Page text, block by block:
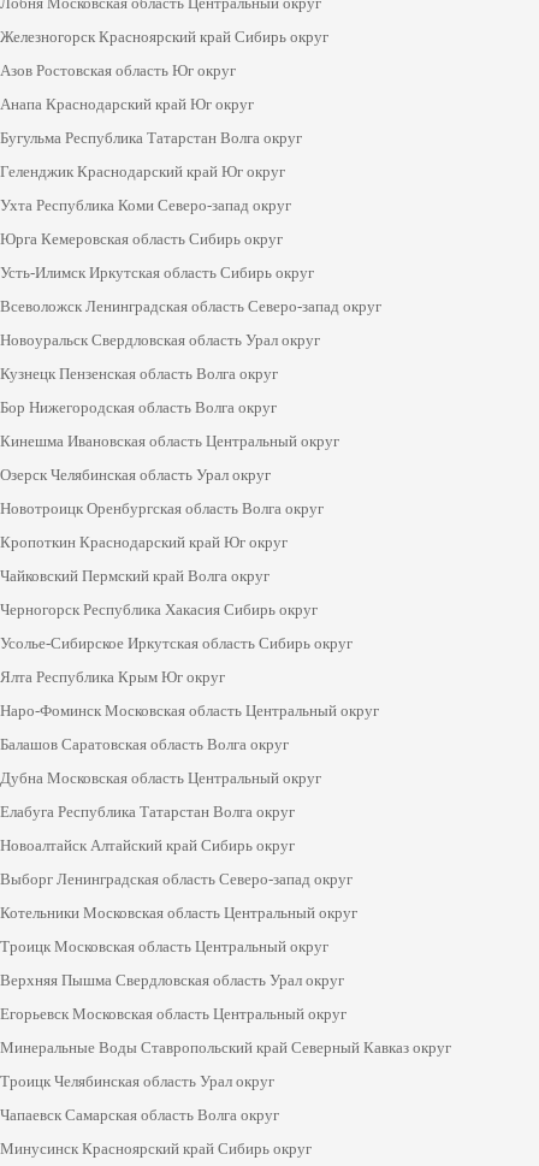
Железногорск Красноярский край Сибирь округ
Азов Ростовская область Юг округ
Анапа Краснодарский край Юг округ
Бугульма Республика Татарстан Волга округ
Геленджик Краснодарский край Юг округ
Ухта Республика Коми Северо-запад округ
Юрга Кемеровская область Сибирь округ
Усть-Илимск Иркутская область Сибирь округ
Всеволожск Ленинградская область Северо-запад округ
Новоуральск Свердловская область Урал округ
Кузнецк Пензенская область Волга округ
Бор Нижегородская область Волга округ
Кинешма Ивановская область Центральный округ
Озерск Челябинская область Урал округ
Новотроицк Оренбургская область Волга округ
Кропоткин Краснодарский край Юг округ
Чайковский Пермский край Волга округ
Черногорск Республика Хакасия Сибирь округ
Усолье-Сибирское Иркутская область Сибирь округ
Ялта Республика Крым Юг округ
Наро-Фоминск Московская область Центральный округ
Балашов Саратовская область Волга округ
Дубна Московская область Центральный округ
Елабуга Республика Татарстан Волга округ
Новоалтайск Алтайский край Сибирь округ
Выборг Ленинградская область Северо-запад округ
Котельники Московская область Центральный округ
Троицк Московская область Центральный округ
Верхняя Пышма Свердловская область Урал округ
Егорьевск Московская область Центральный округ
Минеральные Воды Ставропольский край Северный Кавказ округ
Троицк Челябинская область Урал округ
Чапаевск Самарская область Волга округ
Минусинск Красноярский край Сибирь округ
Да